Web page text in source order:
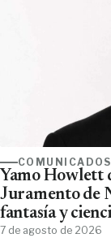
COMUNICADOS
Yamo Howlett
Juramento de
fantasía y
7 de agosto de 2026